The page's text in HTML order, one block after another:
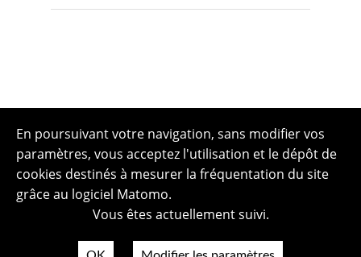
En poursuivant votre navigation, sans modifier vos
paramètres, vous acceptez l'utilisation et le dépôt de
cookies destinés à mesurer la fréquentation du site
grâce au logiciel Matomo.
Vous êtes actuellement suivi.